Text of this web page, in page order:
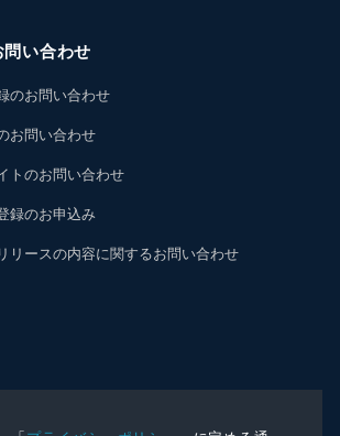
問い合わせ
のお問い合わせ
お問い合わせ
トのお問い合わせ
録のお申込み
リースの内容に関するお問い合わせ